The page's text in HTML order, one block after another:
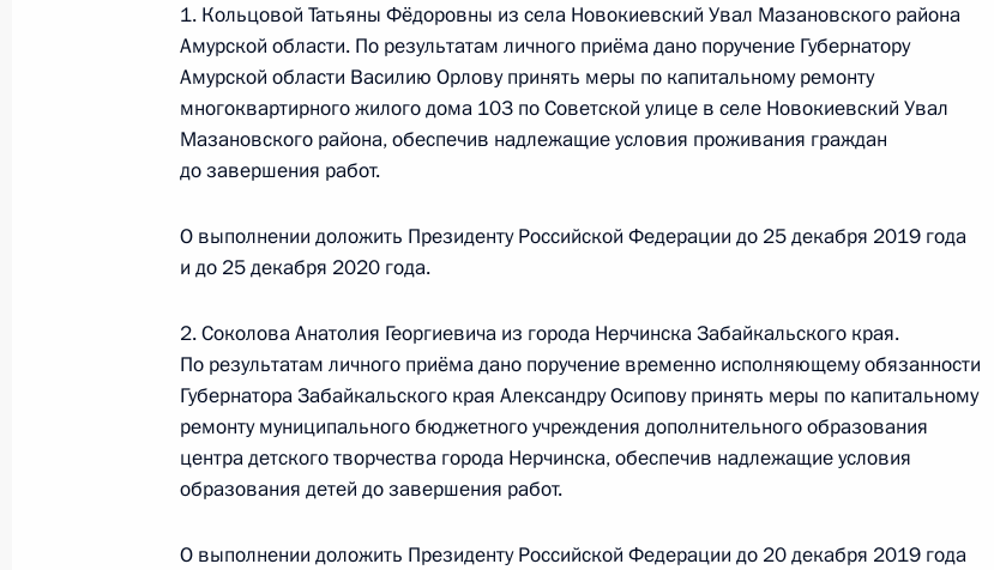
конференц-связи жительницы Калининградской области, проведённого
по поручению Президента Российской Федерации начальником Управления
Президента Российской Федерации по межрегиональным и культурным связям
с зарубежными странами Владимиром Черновым в Приёмной Президента
Российской Федерации по приёму граждан в Москве 24 октября 2018 года
конференц-связи жителя Саратовской области, проведённого по поручению
Президента Российской Федерации советником Президента Российской Федерации
Александрой Левицкой в Приёмной Президента Российской Федерации по приёму
граждан в Москве 5 декабря 2018 года
25 апреля 2019 года, 23:35
1. Кольцовой Татьяны Фёдоровны из села Новокиевский Увал Мазановского района
Амурской области. По результатам личного приёма дано поручение Губернатору
Амурской области Василию Орлову принять меры по капитальному ремонту
многоквартирного жилого дома 103 по Советской улице в селе Новокиевский Увал
Мазановского района, обеспечив надлежащие условия проживания граждан
до завершения работ.
О выполнении доложить Президенту Российской Федерации до 25 декабря 2019 года
и до 25 декабря 2020 года.
2. Соколова Анатолия Георгиевича из города Нерчинска Забайкальского края.
По результатам личного приёма дано поручение временно исполняющему обязанности
Губернатора Забайкальского края Александру Осипову принять меры по капитальному
ремонту муниципального бюджетного учреждения дополнительного образования
центра детского творчества города Нерчинска, обеспечив надлежащие условия
образования детей до завершения работ.
О выполнении доложить Президенту Российской Федерации до 20 декабря 2019 года